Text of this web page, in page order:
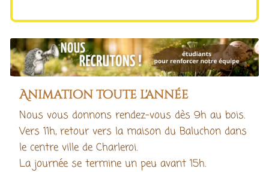
Animation toute l'année
Nous vous donnons rendez-vous dès 9h au bois.
Vers 11h, retour vers la maison du Baluchon dans
le centre ville de Charleroi.
La journée se termine un peu avant 15h.